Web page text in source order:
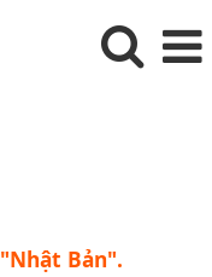
"Nhật Bản".